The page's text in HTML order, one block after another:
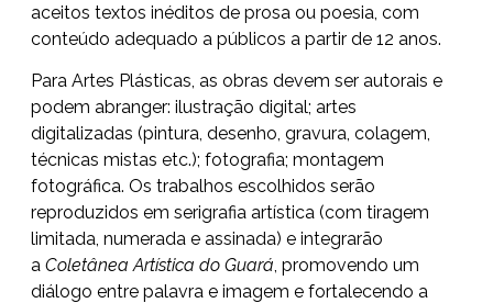
aceitos textos inéditos de prosa ou poesia, com
conteúdo adequado a públicos a partir de 12 anos.
Para Artes Plásticas, as obras devem ser autorais e
podem abranger: ilustração digital; artes
digitalizadas (pintura, desenho, gravura, colagem,
técnicas mistas etc.); fotografia; montagem
fotográfica. Os trabalhos escolhidos serão
reproduzidos em serigrafia artística (com tiragem
limitada, numerada e assinada) e integrarão
a Coletânea Artística do Guará, promovendo um
diálogo entre palavra e imagem e fortalecendo a